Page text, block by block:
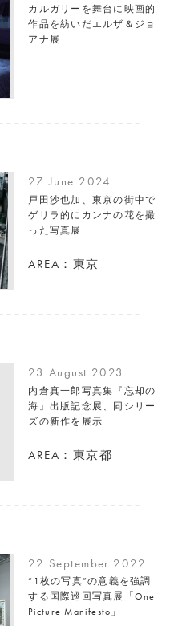
カルガリーを舞台に映画的
作品を紡いだエルザ＆ジョ
アナ展
27 June 2024
戸田沙也加、東京の街中で
ゲリラ的にカンナの花を撮
った写真展
AREA：東京
23 August 2023
内倉真一郎写真集『忘却の
海』出版記念展、同シリー
ズの新作を展示
AREA：東京都
22 September 2022
“1枚の写真”の意義を強調
する国際巡回写真展「One
Picture Manifesto」